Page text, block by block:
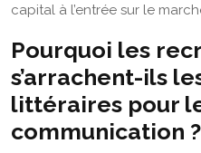
capital à l’entrée sur le
Pourquoi les
s’arrachent-ils
littéraires pour
communication ?